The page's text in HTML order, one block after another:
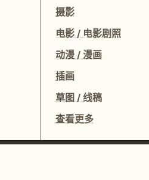
摄影
电影 / 电影剧照
动漫 / 漫画
插画
草图 / 线稿
查看更多